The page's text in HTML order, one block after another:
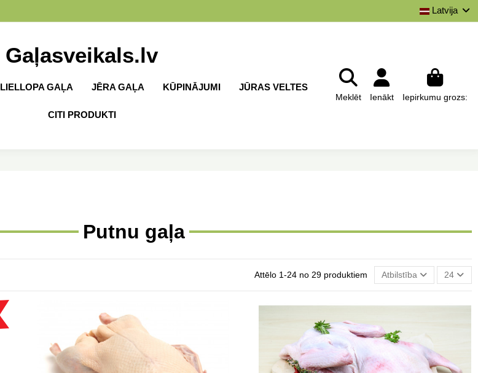
Latvija
Gaļasveikals.lv
LIELLOPA GAĻA JĒRA GAĻA KŪPINĀJUMI JŪRAS VELTES
CITI PRODUKTI
Meklēt Ienākt Iepirkumu grozs:
Putnu gaļa
Attēlo 1-24 no 29 produktiem Atbilstība 24